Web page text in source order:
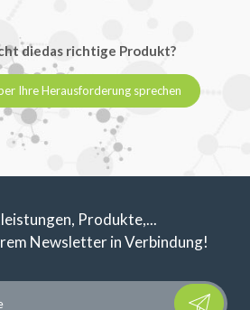
diedas richtige Produkt?
Ihre Herausforderung sprechen
Produkte,...
Newsletter in Verbindung!
Please